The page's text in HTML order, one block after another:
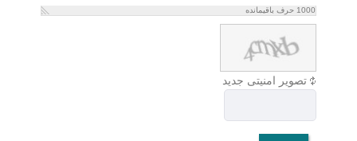
1000 حرف باقیمانده
تصویر امنیتی جدید